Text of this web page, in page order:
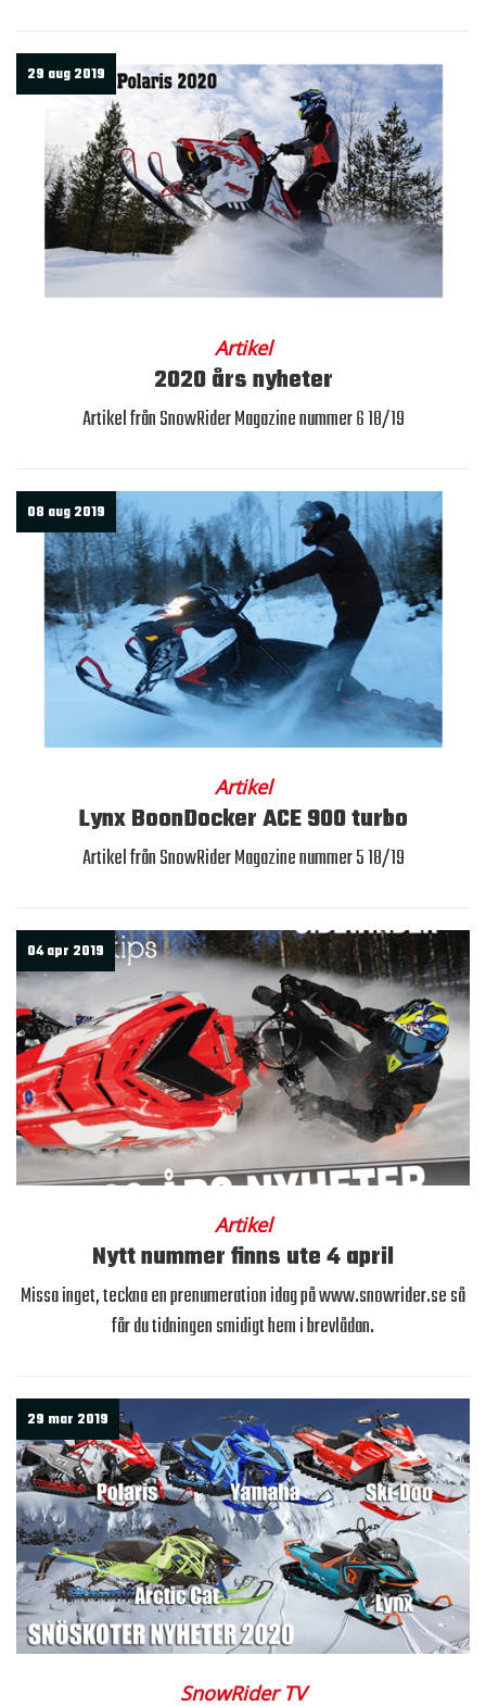
29 aug 2019
Artikel
2020 års nyheter
Artikel från SnowRider Magazine nummer 6 18/19
08 aug 2019
Artikel
Lynx BoonDocker ACE 900 turbo
Artikel från SnowRider Magazine nummer 5 18/19
04 apr 2019
Artikel
Nytt nummer finns ute 4 april
Missa inget, teckna en prenumeration idag på www.snowrider.se så
får du tidningen smidigt hem i brevlådan.
29 mar 2019
SnowRider TV